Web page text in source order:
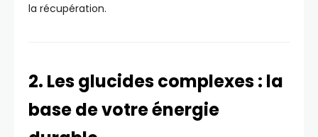
la récupération.
2. Les glucides complexes : la
base de votre énergie